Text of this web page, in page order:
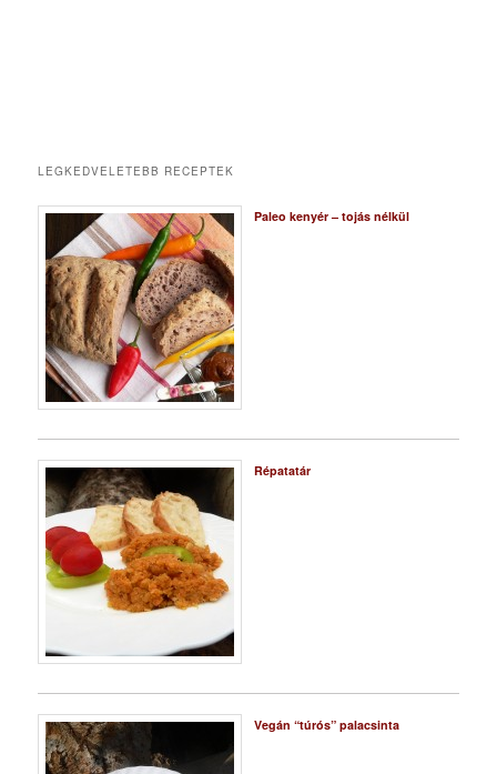
LEGKEDVELETEBB RECEPTEK
Paleo kenyér – tojás nélkül
Répatatár
Vegán “túrós” palacsinta